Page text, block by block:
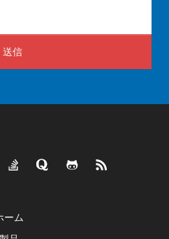
送信
ーム